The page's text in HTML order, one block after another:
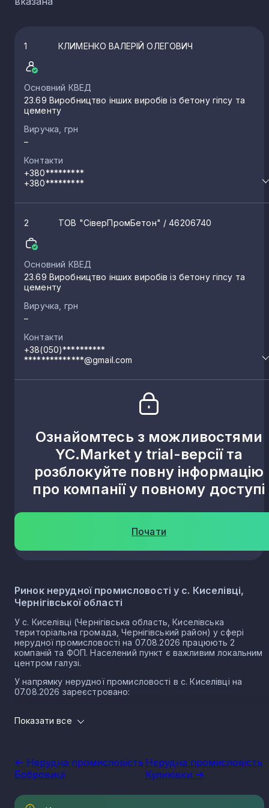
1 КЛИМЕНКО ВАЛЕРІЙ ОЛЕГОВИЧ
Основний КВЕД
23.69 Виробництво інших виробів із бетону гіпсу та
цементу
Виручка, грн
–
Контакти
+380*********
+380*********
2 ТОВ "СіверПромБетон" / 46206740
Основний КВЕД
23.69 Виробництво інших виробів із бетону гіпсу та
цементу
Виручка, грн
–
Контакти
+38(050)**********
**************@gmail.com
Ознайомтесь з можливостями
YC.Market у trial-версії та
розблокуйте повну інформацію
про компанії у повному доступі
Почати
Ринок нерудної промисловості у с. Киселівці,
Чернігівської області
У с. Киселівці (Чернігівська область, Киселівська
територіальна громада, Чернігівський район) у сфері
нерудної промисловості на 07.08.2026 працюють 2
компаній та ФОП. Населений пункт є важливим локальним
центром галузі.
У напрямку нерудної промисловості в с. Киселівці на
07.08.2026 зареєстровано:
1 ФОП
прямо впливає на утворення національного ВВП.
Варто зазначити, що Україна має низку сприятливих умов
для розвитку сегменту, в тому числі географічне
положення, велику кількість надр, що багаті на різні
Показати все
<- Нерудна промисловість
Бобровиці
Нерудна промисловість
Куликівки ->